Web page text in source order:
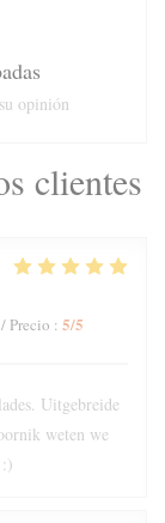
clientes
Precio : 5/5
Uitgebreide
weten we
opinión